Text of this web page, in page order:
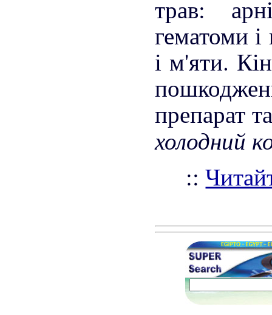
трав:
гематоми
і м'яти.
препарат
холодний
::